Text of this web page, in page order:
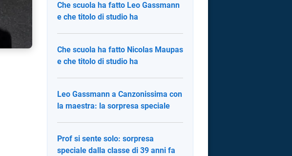
Che scuola ha fatto Leo Gassmann
e che titolo di studio ha
Che scuola ha fatto Nicolas Maupas
e che titolo di studio ha
Leo Gassmann a Canzonissima con
la maestra: la sorpresa speciale
Prof si sente solo: sorpresa
speciale dalla classe di 39 anni fa